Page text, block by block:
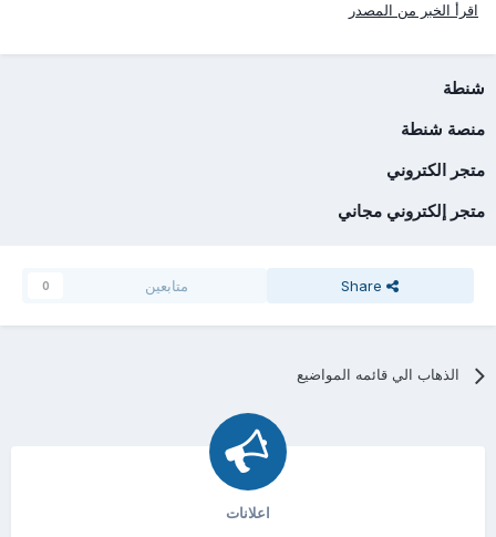
اقرأ الخبر من المصدر
شنطة
منصة شنطة
متجر الكتروني
متجر إلكتروني مجاني
Share متابعين 0
الذهاب الي قائمه المواضيع
اعلانات